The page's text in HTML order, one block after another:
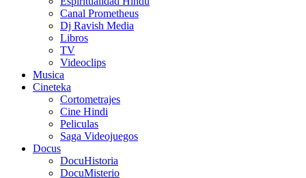
Canal Prometheus
Dj Ravish Media
Libros
TV
Videoclips
Musica
Cineteka
Cortometrajes
Cine Hindi
Peliculas
Saga Videojuegos
Docus
DocuHistoria
DocuMisterio